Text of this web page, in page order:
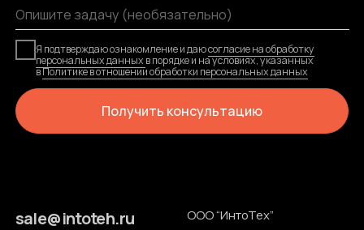
© 2025 ООО “ИнтоТех”
Разработка сайта
Согласие на обработку
персональных данных
Политика обработки
персональных данных
Сердце ИнтоТех
Отзывы